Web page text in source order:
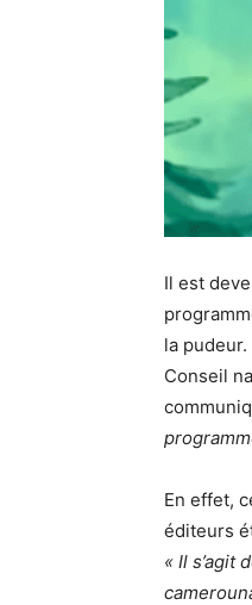
Il est
la
Conseil
En effet,
éditeurs
« Il s’agit